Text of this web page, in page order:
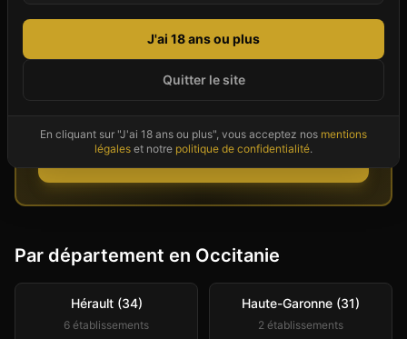
J'ai 18 ans ou plus
Quitter le site
En cliquant sur "J'ai 18 ans ou plus", vous acceptez nos mentions
légales et notre politique de confidentialité.
Des libertins près de
vous attendent
Voir les profils
Par département en Occitanie
Hérault (34)
6 établissements
Haute-Garonne (31)
2 établissements